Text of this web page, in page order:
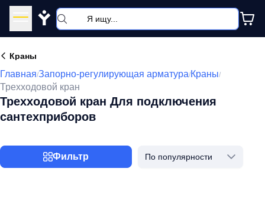
Y
Краны
Главная/Запорно-регулирующая арматура/Краны/
Трехходовой кран
Трехходовой кран Для подключения
сантехприборов
Фильтр По популярности